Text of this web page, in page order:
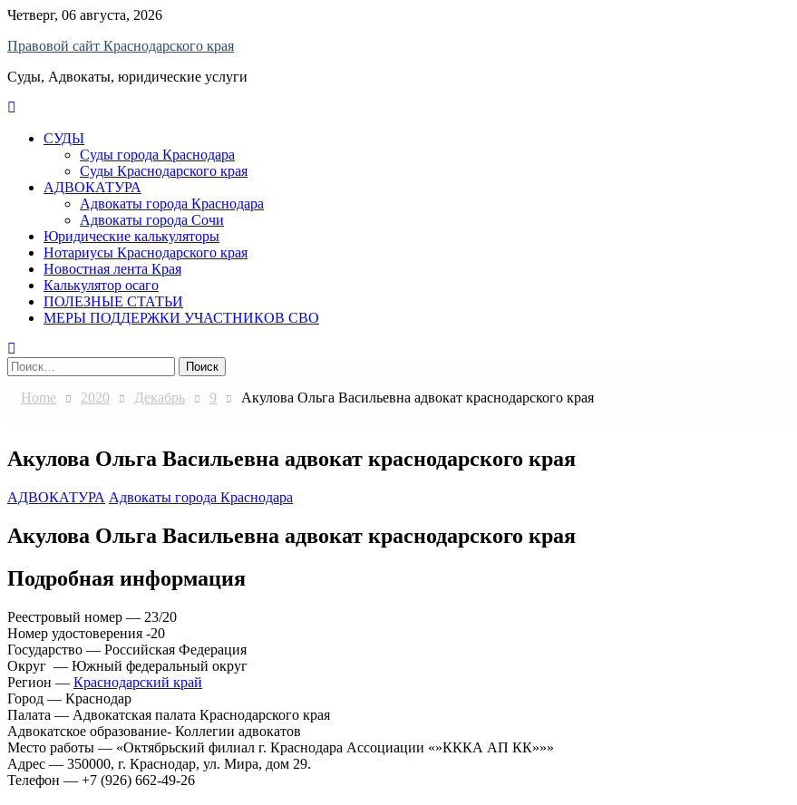
Skip
content
Четверг, 06 августа, 2026
Правовой сайт Краснодарского края
Суды, Адвокаты, юридические услуги
СУДЫ
Суды города Краснодара
Суды Краснодарского края
АДВОКАТУРА
Адвокаты города Краснодара
Адвокаты города Сочи
Юридические калькуляторы
Нотариусы Краснодарского края
Новостная лента Края
Калькулятор осаго
ПОЛЕЗНЫЕ СТАТЬИ
МЕРЫ ПОДДЕРЖКИ УЧАСТНИКОВ СВО
Найти:
Home 2020 Декабрь 9 Акулова Ольга Васильевна адвокат краснодарского края
Акулова Ольга Васильевна адвокат краснодарского края
АДВОКАТУРА Адвокаты города Краснодара
Акулова Ольга Васильевна адвокат краснодарского края
Подробная информация
Реестровый номер — 23/20
Номер удостоверения -20
Государство — Российская Федерация
Округ — Южный федеральный округ
Регион — Краснодарский край
Город — Краснодар
Палата — Адвокатская палата Краснодарского края
Адвокатское образование- Коллегии адвокатов
Место работы — «Октябрьский филиал г. Краснодара Ассоциации «»КККА АП КК»»»
Адрес — 350000, г. Краснодар, ул. Мира, дом 29.
Телефон — +7 (926) 662-49-26